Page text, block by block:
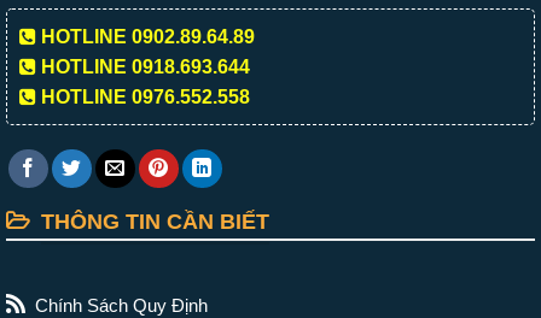
HOTLINE 0902.89.64.89
HOTLINE 0918.693.644
HOTLINE 0976.552.558
THÔNG TIN CẦN BIẾT
Chính Sách Quy Định